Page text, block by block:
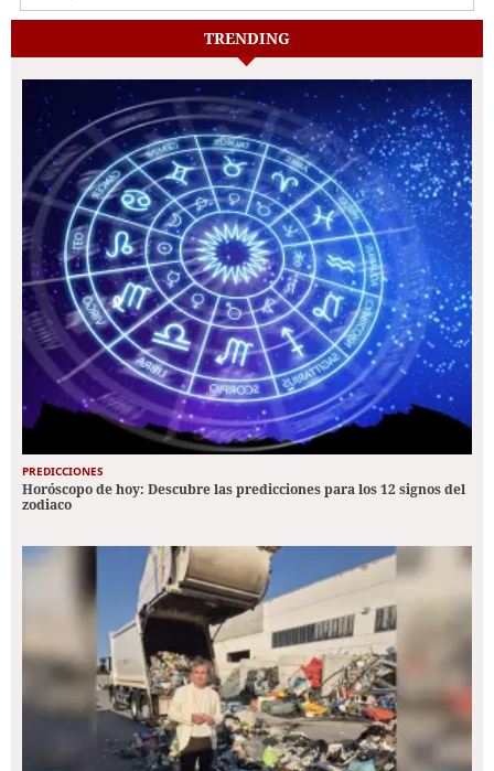
TRENDING
PREDICCIONES
Horóscopo de hoy: Descubre las predicciones para los 12 signos del
zodiaco